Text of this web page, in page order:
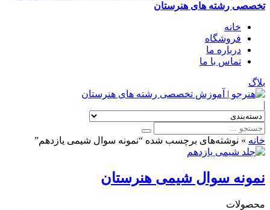
تخصصی رشته های هنرستان
خانه
فروشگاه
درباره ما
تماس با ما
بلاگ
|
خانه » نوشته‌های برچسب شده “نمونه سوال شیمی یازدهم”
نمونه سوال شیمی هنرستان
محصولات